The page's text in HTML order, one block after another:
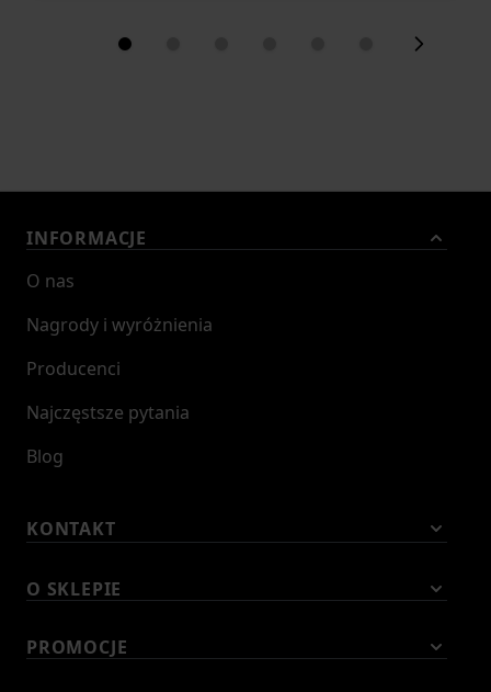
INFORMACJE
O nas
Nagrody i wyróżnienia
Producenci
Najczęstsze pytania
Blog
KONTAKT
O SKLEPIE
PROMOCJE